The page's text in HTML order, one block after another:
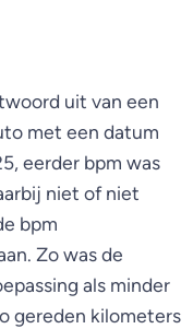
uit van een
met een datum
eerder bpm was
niet of niet
bpm
Zo was de
als minder
gereden kilometers